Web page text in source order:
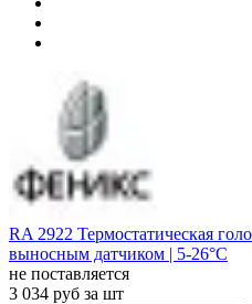
RA 2922 Термостатическая
выносным датчиком | 5-26°С
не поставляется
3 034 руб за шт